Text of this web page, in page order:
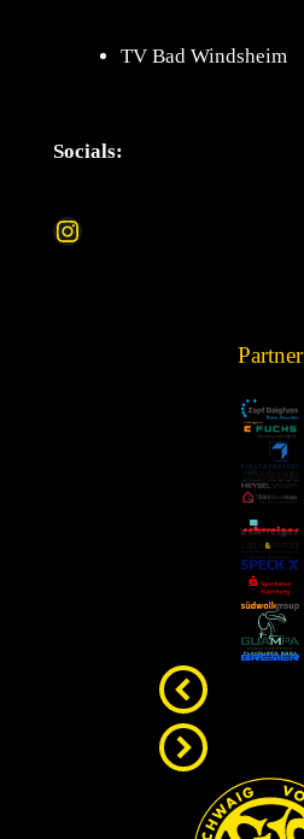
TV Bad Windsheim
Socials:
Instagram
Partner